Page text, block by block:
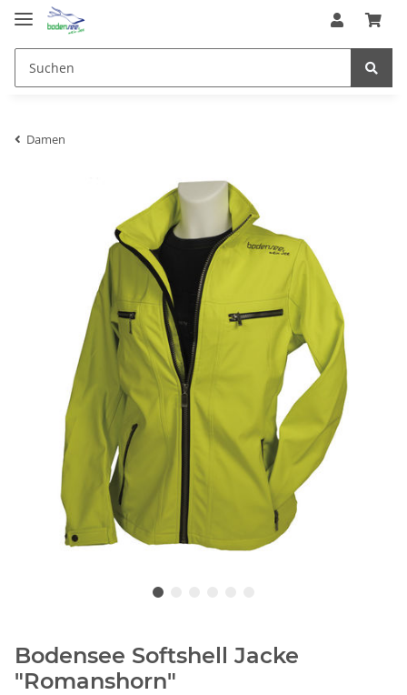
Damen
Bodensee Softshell Jacke
"Romanshorn"